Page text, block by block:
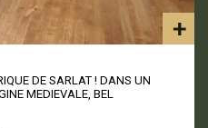
DE SARLAT ! DANS UN
MEDIEVALE, BEL